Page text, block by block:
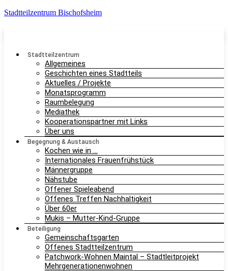
Stadtteilzentrum Bischofsheim
Stadtteilzentrum
Allgemeines
Geschichten eines Stadtteils
Aktuelles / Projekte
Monatsprogramm
Raumbelegung
Mediathek
Kooperationspartner mit Links
Über uns
Begegnung & Austausch
Kochen wie in …
Internationales Frauenfrühstück
Männergruppe
Nähstube
Offener Spieleabend
Offenes Treffen Nachhaltigkeit
Über 60er
Mukis – Mutter-Kind-Gruppe
Beteiligung
Gemeinschaftsgarten
Offenes Stadtteilzentrum
Patchwork-Wohnen Maintal – Stadtleitprojekt
Mehrgenerationenwohnen